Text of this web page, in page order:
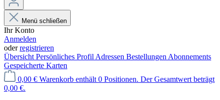
Menü schließen
Ihr Konto
Anmelden
oderregistrieren
Übersicht Persönliches Profil Adressen Bestellungen Abonnements
Gespeicherte Karten
0,00 € Warenkorb enthält 0 Positionen. Der Gesamtwert beträgt
0,00 €.